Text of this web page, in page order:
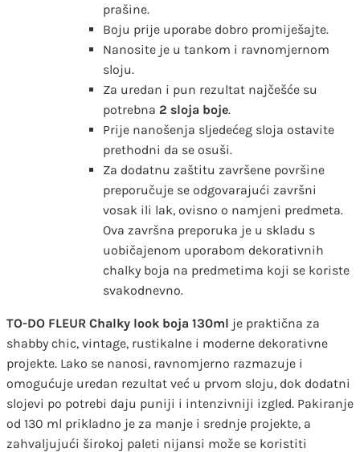
prašine.
Boju prije uporabe dobro promiješajte.
Nanosite je u tankom i ravnomjernom
sloju.
Za uredan i pun rezultat najčešće su
potrebna 2 sloja boje.
Prije nanošenja sljedećeg sloja ostavite
prethodni da se osuši.
Za dodatnu zaštitu završene površine
preporučuje se odgovarajući završni
vosak ili lak, ovisno o namjeni predmeta.
Ova završna preporuka je u skladu s
uobičajenom uporabom dekorativnih
chalky boja na predmetima koji se koriste
svakodnevno.
TO-DO FLEUR Chalky look boja 130ml je praktična za
shabby chic, vintage, rustikalne i moderne dekorativne
projekte. Lako se nanosi, ravnomjerno razmazuje i
omogućuje uredan rezultat već u prvom sloju, dok dodatni
slojevi po potrebi daju puniji i intenzivniji izgled. Pakiranje
od 130 ml prikladno je za manje i srednje projekte, a
zahvaljujući širokoj paleti nijansi može se koristiti